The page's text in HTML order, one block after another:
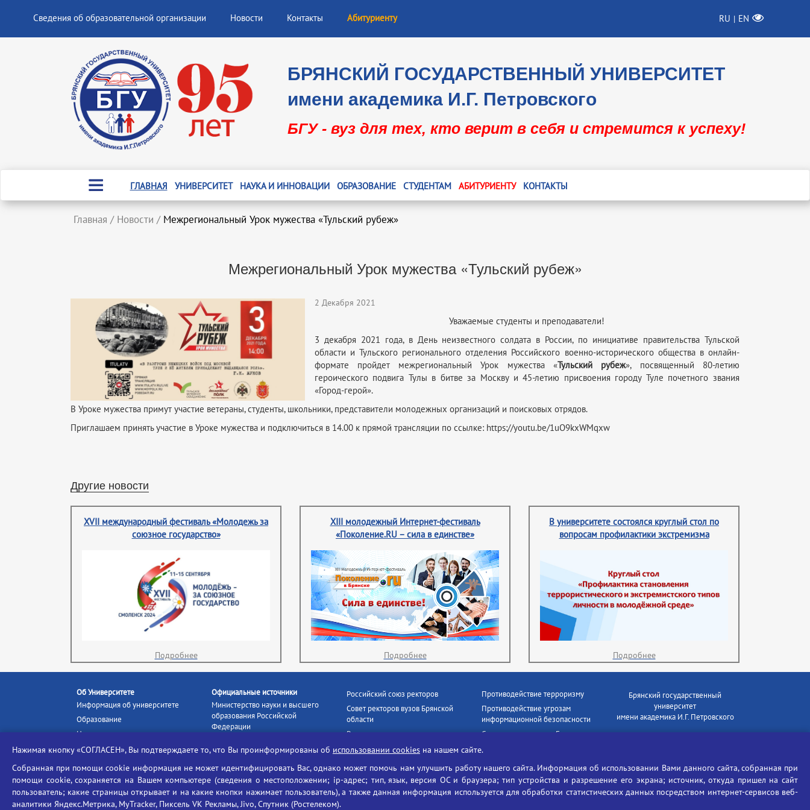
Сведения об образовательной организации Новости Контакты Абитуриенту RU | EN
БРЯНСКИЙ ГОСУДАРСТВЕННЫЙ УНИВЕРСИТЕТ
имени академика И.Г. Петровского
БГУ - вуз для тех, кто верит в себя и стремится к успеху!
ГЛАВНАЯ УНИВЕРСИТЕТ НАУКА И ИННОВАЦИИ ОБРАЗОВАНИЕ СТУДЕНТАМ АБИТУРИЕНТУ КОНТАКТЫ
Главная / Новости / Межрегиональный Урок мужества «Тульский рубеж»
Межрегиональный Урок мужества «Тульский рубеж»
2 Декабря 2021
Уважаемые студенты и преподаватели!
3 декабря 2021 года, в День неизвестного солдата в России, по инициативе правительства Тульской
области и Тульского регионального отделения Российского военно-исторического общества в онлайн-
формате пройдет межрегиональный Урок мужества «Тульский рубеж», посвященный 80-летию
героического подвига Тулы в битве за Москву и 45-летию присвоения городу Туле почетного звания
«Город-герой».
В Уроке мужества примут участие ветераны, студенты, школьники, представители молодежных организаций и поисковых отрядов.
Приглашаем принять участие в Уроке мужества и подключиться в 14.00 к прямой трансляции по ссылке: https://youtu.be/1uO9kxWMqxw
Другие новости
XVII международный фестиваль «Молодежь за
союзное государство»
Подробнее
XIII молодежный Интернет-фестиваль
«Поколение.RU – сила в единстве»
Подробнее
В университете состоялся круглый стол по
вопросам профилактики экстремизма
Подробнее
Об Университете
Информация об университете
Образование
Наука и инновации
Абитуриенту
Ассоциация выпускников
Центр тестирования
иностранных граждан
Официальные источники
Министерство науки и высшего
образования Российской
Федерации
Портал «Российское
образование»
Единое окно информационных
ресурсов
Единая коллекция цифровых
Российский союз ректоров
Совет ректоров вузов Брянской
области
Росстудцентр
Наши партнёры
Портал «Русский язык»
Учительская газета
Противодействие терроризму
Противодействие угрозам
информационной безопасности
Социальные ролики - Генеральная
БГУ против наркотиков
Брянский государственный
университет
имени академика И.Г. Петровского
Телефон: +7(4832)58-90-85
Нажимая кнопку «СОГЛАСЕН», Вы подтверждаете то, что Вы проинформированы об использовании cookies на нашем сайте.
Собранная при помощи cookie информация не может идентифицировать Вас, однако может помочь нам улучшить работу нашего сайта. Информация об использовании Вами данного сайта, собранная при
помощи cookie, сохраняется на Вашем компьютере (сведения о местоположении; ip-адрес; тип, язык, версия ОС и браузера; тип устройства и разрешение его экрана; источник, откуда пришел на сайт
пользователь; какие страницы открывает и на какие кнопки нажимает пользователь), а также данная информация используется для обработки статистических данных посредством интернет-сервисов веб-
аналитики Яндекс.Метрика, MyTracker, Пиксель VK Рекламы, Jivo, Спутник (Ростелеком).